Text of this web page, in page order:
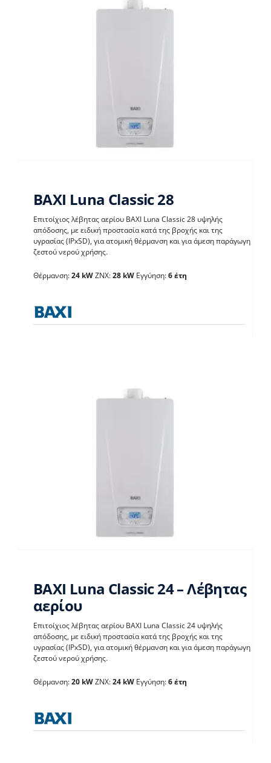
BAXI Luna Classic 28
Λέβητες με άμεση παραγωγή ΖΝX
BAXI Luna Classic 28
Επιτοίχιος λέβητας αερίου BAXI Luna Classic 28 υψηλής
απόδοσης, με ειδική προστασία κατά της βροχής και της
υγρασίας (IPxSD), για ατομική θέρμανση και για άμεση παράγωγη
ζεστού νερού χρήσης.
Θέρμανση:24 kWΖΝΧ:28 kWΕγγύηση:6 έτη
BAXI Luna Classic 24 –
Λέβητας αερίου
Λέβητες με άμεση παραγωγή ΖΝX
BAXI Luna Classic 24 – Λέβητας
αερίου
Επιτοίχιος λέβητας αερίου BAXI Luna Classic 24 υψηλής
απόδοσης, με ειδική προστασία κατά της βροχής και της
υγρασίας (IPxSD), για ατομική θέρμανση και για άμεση παράγωγη
ζεστού νερού χρήσης.
Θέρμανση:20 kWΖΝΧ:24 kWΕγγύηση:6 έτη